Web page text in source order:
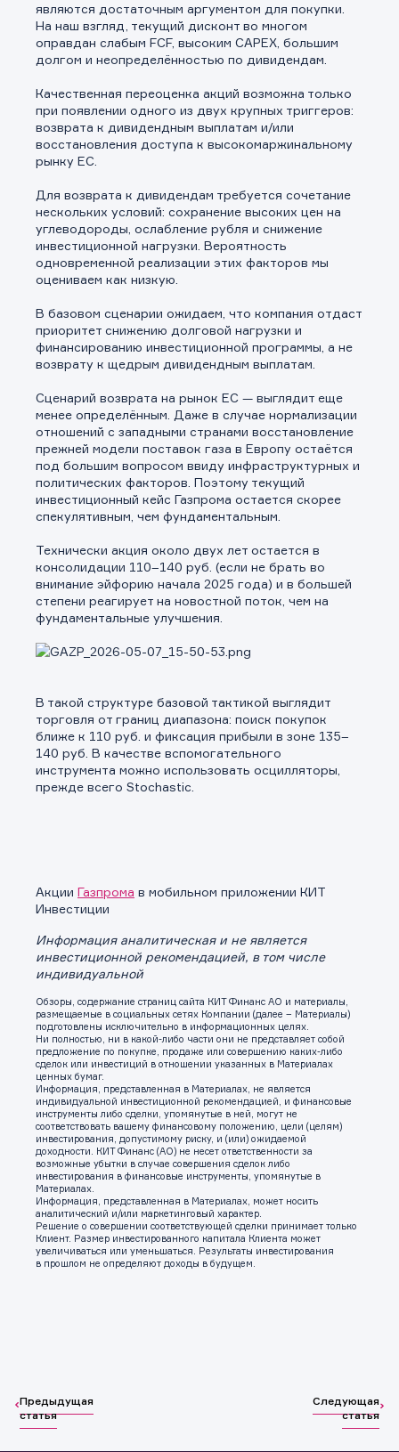
являются достаточным аргументом для покупки.
На наш взгляд, текущий дисконт во многом
оправдан слабым FCF, высоким CAPEX, большим
долгом и неопределённостью по дивидендам.
Качественная переоценка акций возможна только
при появлении одного из двух крупных триггеров:
возврата к дивидендным выплатам и/или
восстановления доступа к высокомаржинальному
рынку ЕС.
Для возврата к дивидендам требуется сочетание
нескольких условий: сохранение высоких цен на
углеводороды, ослабление рубля и снижение
инвестиционной нагрузки. Вероятность
одновременной реализации этих факторов мы
оцениваем как низкую.
В базовом сценарии ожидаем, что компания отдаст
приоритет снижению долговой нагрузки и
финансированию инвестиционной программы, а не
возврату к щедрым дивидендным выплатам.
Сценарий возврата на рынок ЕС — выглядит еще
менее определённым. Даже в случае нормализации
отношений с западными странами восстановление
прежней модели поставок газа в Европу остаётся
под большим вопросом ввиду инфраструктурных и
политических факторов. Поэтому текущий
инвестиционный кейс Газпрома остается скорее
спекулятивным, чем фундаментальным.
Технически акция около двух лет остается в
консолидации 110–140 руб. (если не брать во
внимание эйфорию начала 2025 года) и в большей
степени реагирует на новостной поток, чем на
фундаментальные улучшения.
В такой структуре базовой тактикой выглядит
торговля от границ диапазона: поиск покупок
ближе к 110 руб. и фиксация прибыли в зоне 135–
140 руб. В качестве вспомогательного
инструмента можно использовать осцилляторы,
прежде всего Stochastic.
Акции Газпрома в мобильном приложении КИТ
Инвестиции
Информация аналитическая и не является
инвестиционной рекомендацией, в том числе
индивидуальной
Обзоры, содержание страниц сайта КИТ Финанс АО и материалы,
размещаемые в социальных сетях Компании (далее – Материалы)
подготовлены исключительно в информационных целях.
Ни полностью, ни в какой-либо части они не представляет собой
предложение по покупке, продаже или совершению каких-либо
сделок или инвестиций в отношении указанных в Материалах
ценных бумаг.
Информация, представленная в Материалах, не является
индивидуальной инвестиционной рекомендацией, и финансовые
инструменты либо сделки, упомянутые в ней, могут не
соответствовать вашему финансовому положению, цели (целям)
инвестирования, допустимому риску, и (или) ожидаемой
доходности. КИТ Финанс (АО) не несет ответственности за
возможные убытки в случае совершения сделок либо
инвестирования в финансовые инструменты, упомянутые в
Материалах.
Информация, представленная в Материалах, может носить
аналитический и/или маркетинговый характер.
Решение о совершении соответствующей сделки принимает только
Клиент. Размер инвестированного капитала Клиента может
увеличиваться или уменьшаться. Результаты инвестирования
в прошлом не определяют доходы в будущем.
Предыдущая
статья
Следующая
статья